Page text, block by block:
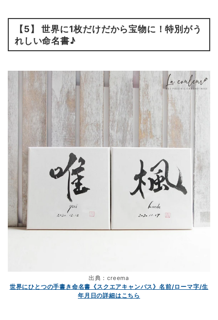
【5】 世界に1枚だけだから宝物に！特別がう
れしい命名書♪
出典：creema
世界にひとつの手書き命名書《スクエアキャンバス》名前/ローマ字/生
年月日の詳細はこちら